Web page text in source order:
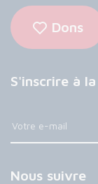
Dons
S'inscrire à
Nous suivre